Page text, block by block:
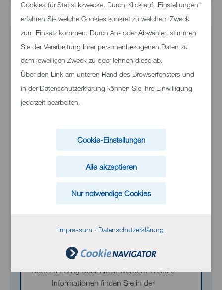
Cookies für Statistikzwecke. Durch Klick auf „Einstellungen“
erfahren Sie welche Cookies konkret zu welchem Zweck
zum Einsatz kommen. Durch An- oder Abwählen stimmen
Sie der Verarbeitung Ihrer personenbezogenen Daten zu
dem jeweiligen Zweck zu oder lehnen diese ab.
Über den Link am unteren Rand des Browserfensters und
in der Datenschutzerklärung können Sie Ihre Einwilligung
jederzeit bearbeiten.
Cookie-Einstellungen
Alle akzeptieren
Nur notwendige Cookies
Impressum · Datenschutzerklärung
+49 (0)7321 33 0
Bei Aktivierung können personenbezogene
Daten an Bing übermittelt werden. Weitere
Informationen finden Sie in der